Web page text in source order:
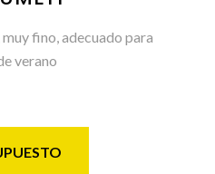
fino, adecuado para
verano